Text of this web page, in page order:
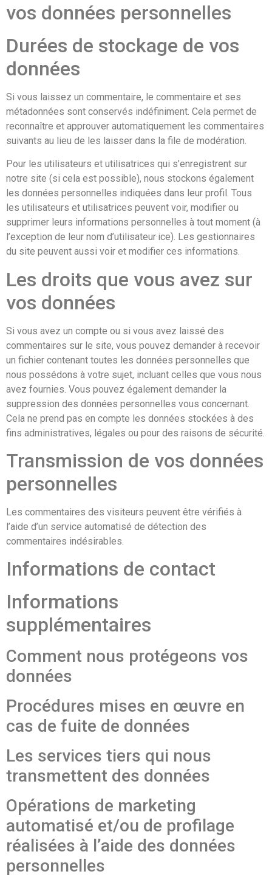
vos données personnelles
Durées de stockage de vos
données
Si vous laissez un commentaire, le commentaire et ses
métadonnées sont conservés indéfiniment. Cela permet de
reconnaître et approuver automatiquement les commentaires
suivants au lieu de les laisser dans la file de modération.
Pour les utilisateurs et utilisatrices qui s’enregistrent sur
notre site (si cela est possible), nous stockons également
les données personnelles indiquées dans leur profil. Tous
les utilisateurs et utilisatrices peuvent voir, modifier ou
supprimer leurs informations personnelles à tout moment (à
l’exception de leur nom d’utilisateur·ice). Les gestionnaires
du site peuvent aussi voir et modifier ces informations.
Les droits que vous avez sur
vos données
Si vous avez un compte ou si vous avez laissé des
commentaires sur le site, vous pouvez demander à recevoir
un fichier contenant toutes les données personnelles que
nous possédons à votre sujet, incluant celles que vous nous
avez fournies. Vous pouvez également demander la
suppression des données personnelles vous concernant.
Cela ne prend pas en compte les données stockées à des
fins administratives, légales ou pour des raisons de sécurité.
Transmission de vos données
personnelles
Les commentaires des visiteurs peuvent être vérifiés à
l’aide d’un service automatisé de détection des
commentaires indésirables.
Informations de contact
Informations
supplémentaires
Comment nous protégeons vos
données
Procédures mises en œuvre en
cas de fuite de données
Les services tiers qui nous
transmettent des données
Opérations de marketing
automatisé et/ou de profilage
réalisées à l’aide des données
personnelles